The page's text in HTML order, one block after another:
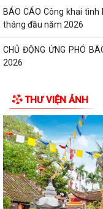
BÁO CÁO Công khai
tháng đầu năm 2026
CHỦ ĐỘNG ỨNG PHÓ
2026
XÚC CỬ TRI CHUẨN BỊ KỲ
Công điện phòng chống
THÔNG BÁO Lịch tiếp
xã Quý III, IV năm 2026
Bộ Chính trị tổ chức hội
tổ chức tổng thể của hệ...
THƯ VIỆN ẢNH